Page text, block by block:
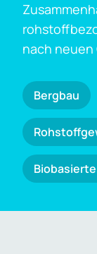
nach
Bergbau